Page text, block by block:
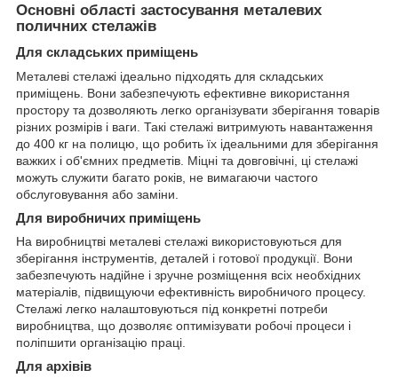
Основні області застосування металевих
поличних стелажів
Для складських приміщень
Металеві стелажі ідеально підходять для складських
приміщень. Вони забезпечують ефективне використання
простору та дозволяють легко організувати зберігання товарів
різних розмірів і ваги. Такі стелажі витримують навантаження
до 400 кг на полицю, що робить їх ідеальними для зберігання
важких і об'ємних предметів. Міцні та довговічні, ці стелажі
можуть служити багато років, не вимагаючи частого
обслуговування або заміни.
Для виробничих приміщень
На виробництві металеві стелажі використовуються для
зберігання інструментів, деталей і готової продукції. Вони
забезпечують надійне і зручне розміщення всіх необхідних
матеріалів, підвищуючи ефективність виробничого процесу.
Стелажі легко налаштовуються під конкретні потреби
виробництва, що дозволяє оптимізувати робочі процеси і
поліпшити організацію праці.
Для архівів